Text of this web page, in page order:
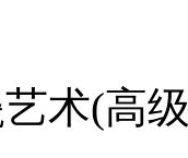
术(高